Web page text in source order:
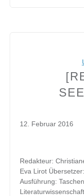
12. Februar 2016
Redakteur:
Eva Lirot
Ausführung: